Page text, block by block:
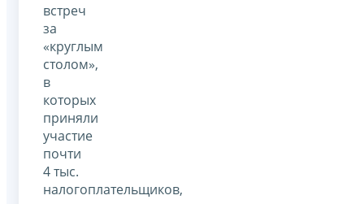
встреч
за
«круглым
столом»,
в
которых
приняли
участие
почти
4 тыс.
налогоплательщиков,